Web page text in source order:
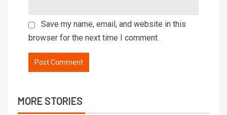
Save my name, email, and website in this
browser for the next time I comment.
MORE STORIES